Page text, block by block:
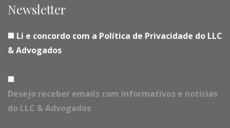
Newsletter
Li e concordo com a Política de Privacidade do LLC
& Advogados
Desejo receber emails com informativos e notícias
do LLC & Advogados